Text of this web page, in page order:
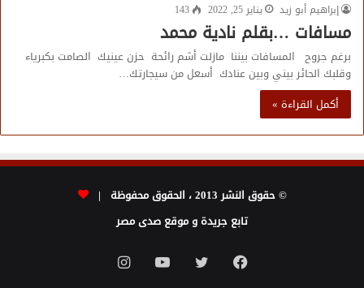
إبراهيم أبو زيد
يناير 25, 2022 143
مسافات …بقلم نادية محمد
برغم جروح المسافات بيننا مازلت أشم رائحة حزن عينيك الصامت بكبرياء
وقلبك الحائر بيني وبين عنادك أسعل من سيجارتك…
أكمل القراءة »
© حقوق النشر 2013 ، الحقوق محفوظة |
تابع جريدة و موقع صدى مصر
فيسبوك تويتر يوتيوبانستقرام